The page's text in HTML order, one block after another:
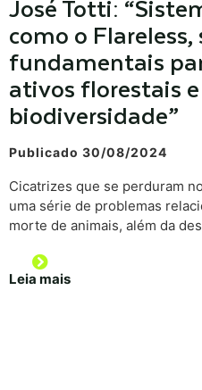
José Totti:
como o Flareless,
fundamentais
ativos florestais
biodiversidade”
Publicado 30/08/2024
Cicatrizes que se perduram
uma série de problemas
morte de animais, além da
Leia mais